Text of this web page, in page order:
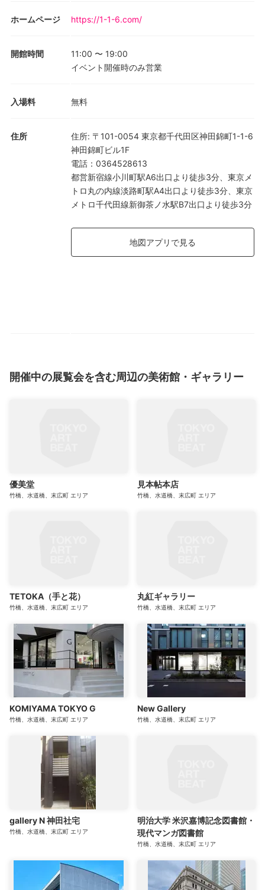
ホームページ https://1-1-6.com/
開館時間 11:00 〜 19:00
イベント開催時のみ営業
入場料 無料
住所 住所: 〒101-0054 東京都千代田区神田錦町1-1-6
神田錦町ビル1F
電話 ： 0364528613
都営新宿線小川町駅A6出口より徒歩3分、東京メ
トロ丸の内線淡路町駅A4出口より徒歩3分、東京
メトロ千代田線新御茶ノ水駅B7出口より徒歩3分
地図アプリで見る
開催中の展覧会を含む周辺の美術館・ギャラリー
優美堂
竹橋、水道橋、末広町 エリア
見本帖本店
竹橋、水道橋、末広町 エリア
TETOKA（手と花）
竹橋、水道橋、末広町 エリア
丸紅ギャラリー
竹橋、水道橋、末広町 エリア
KOMIYAMA TOKYO G
竹橋、水道橋、末広町 エリア
New Gallery
竹橋、水道橋、末広町 エリア
gallery N 神田社宅
竹橋、水道橋、末広町 エリア
明治大学 米沢嘉博記念図書館・
現代マンガ図書館
竹橋、水道橋、末広町 エリア